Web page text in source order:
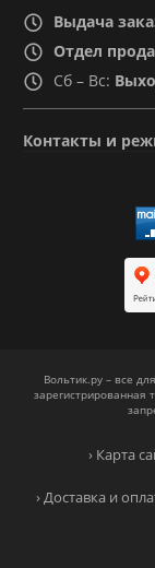
Выдача
Отдел
Сб – Вс:
Контакты и
Вольтик.ру – все
зарегистрированная
› Карта
› Доставка и